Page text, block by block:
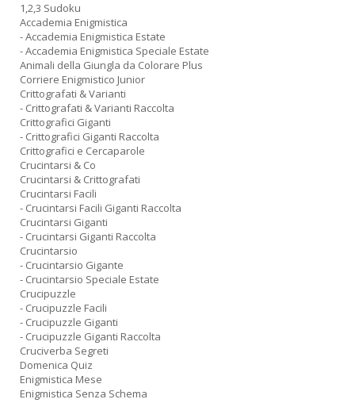
1,2,3 Sudoku
Accademia Enigmistica
- Accademia Enigmistica Estate
- Accademia Enigmistica Speciale Estate
Animali della Giungla da Colorare Plus
Corriere Enigmistico Junior
Crittografati & Varianti
- Crittografati & Varianti Raccolta
Crittografici Giganti
- Crittografici Giganti Raccolta
Crittografici e Cercaparole
Crucintarsi & Co
Crucintarsi & Crittografati
Crucintarsi Facili
- Crucintarsi Facili Giganti Raccolta
Crucintarsi Giganti
- Crucintarsi Giganti Raccolta
Crucintarsio
- Crucintarsio Gigante
- Crucintarsio Speciale Estate
Crucipuzzle
- Crucipuzzle Facili
- Crucipuzzle Giganti
- Crucipuzzle Giganti Raccolta
Cruciverba Segreti
Domenica Quiz
Enigmistica Mese
Enigmistica Senza Schema